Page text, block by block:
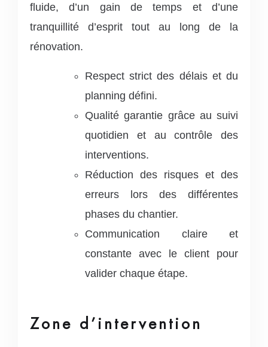
fluide, d’un gain de temps et d’une
tranquillité d’esprit tout au long de la
rénovation.
Respect strict des délais et du
planning défini.
Qualité garantie grâce au suivi
quotidien et au contrôle des
interventions.
Réduction des risques et des
erreurs lors des différentes
phases du chantier.
Communication claire et
constante avec le client pour
valider chaque étape.
Zone d’intervention